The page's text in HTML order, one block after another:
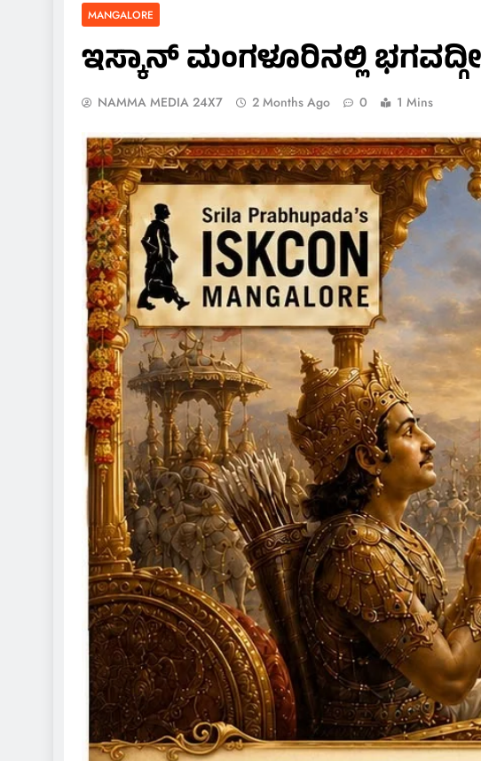
MANGALORE
ಇಸ್ಕಾನ್ ಮಂಗಳೂರಿನಲ್ಲಿ
NAMMA MEDIA 24X7 2 Months Ago 0 1 Mins